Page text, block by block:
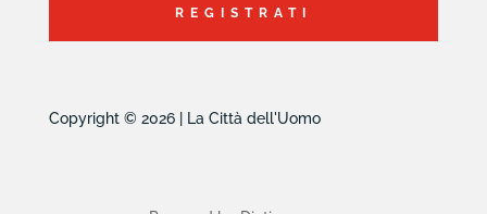
REGISTRATI
Copyright © 2026 | La Città dell'Uomo